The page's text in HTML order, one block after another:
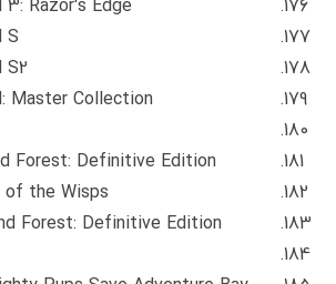
S
S2
Master Collection
Forest: Definitive Edition
the Wisps
Forest: Definitive Edition